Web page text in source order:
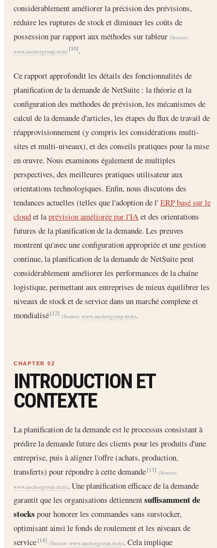
considérablement améliorer la précision des prévisions,
réduire les ruptures de stock et diminuer les coûts de
possession par rapport aux méthodes sur tableur (Source:
www.anchorgroup.tech) [10].
Ce rapport approfondit les détails des fonctionnalités de
planification de la demande de NetSuite : la théorie et la
configuration des méthodes de prévision, les mécanismes de
calcul de la demande d'articles, les étapes du flux de travail de
réapprovisionnement (y compris les considérations multi-
sites et multi-niveaux), et des conseils pratiques pour la mise
en œuvre. Nous examinons également de multiples
perspectives, des meilleures pratiques utilisateur aux
orientations technologiques. Enfin, nous discutons des
tendances actuelles (telles que l'adoption de l'ERP basé sur le
cloudet laprévision améliorée par l'IAet des orientations
futures de la planification de la demande. Les preuves
montrent qu'avec une configuration appropriée et une gestion
continue, la planification de la demande de NetSuite peut
considérablement améliorer les performances de la chaîne
logistique, permettant aux entreprises de mieux équilibrer les
niveaux de stock et de service dans un marché complexe et
mondialisé[12] (Source: www.anchorgroup.tech).
INTRODUCTION ET
CONTEXTE
La planification de la demande est le processus consistant à
prédire la demande future des clients pour les produits d'une
entreprise, puis à aligner l'offre (achats, production,
transferts) pour répondre à cette demande[13] (Source:
www.anchorgroup.tech). Une planification efficace de la demande
garantit que les organisations détiennentsuffisamment de
stocks pour honorer les commandes sans surstocker,
optimisant ainsi le fonds de roulement et les niveaux de
service[14] (Source: www.anchorgroup.tech). Cela implique